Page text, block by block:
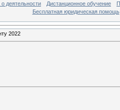
деятельности Дистанционное обучение
Бесплатная юридическая помощь
2022